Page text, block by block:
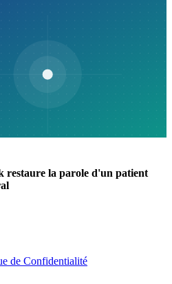
restaure la parole d'un patient
de Confidentialité